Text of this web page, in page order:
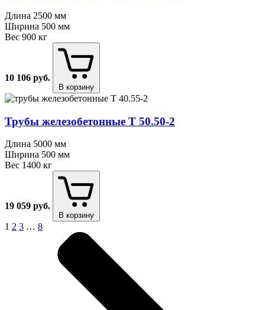
Длина 2500 мм
Ширина 500 мм
Вес 900 кг
10 106 руб.
В корзину
Трубы железобетонные Т 50.50⁠-⁠2
Длина 5000 мм
Ширина 500 мм
Вес 1400 кг
19 059 руб.
В корзину
1 2 3 … 8